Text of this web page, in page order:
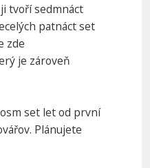
tvoří sedmnáct
patnáct set
zde
je zároveň
set let od první
Plánujete